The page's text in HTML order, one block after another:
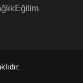
Eğitim